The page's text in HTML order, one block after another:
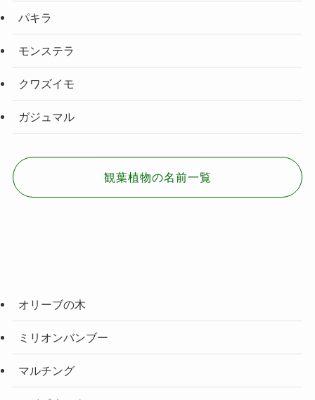
パキラ
モンステラ
クワズイモ
ガジュマル
観葉植物の名前一覧
オリーブの木
ミリオンバンブー
マルチング